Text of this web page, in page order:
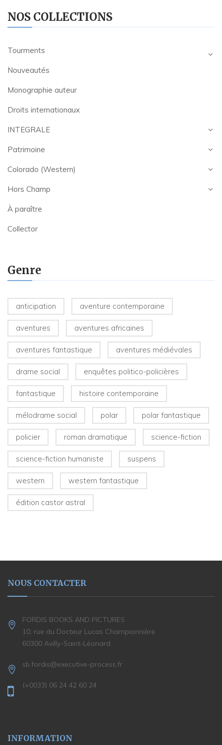
NOS COLLECTIONS
Tourments
Nouveautés
Monographie auteur
Droits internationaux
INTEGRALE
Patrimoine
Colorado (Western)
Hors Champ
À paraître
Collector
Genre
anticipation aventure contemporaine
aventures aventures africaines
aventures fantastique aventures médiévales
drame social enquêtes politico-policières
fantastique histoire contemporaine
mélodrame social polar polar fantastique
policier roman dramatique science-fiction
science-fiction humaniste suspens
western western fantastique
édition castor astral
NOUS CONTACTER
FORDIS BOOKS AND PICTURES
10, rue du Docteur Lucas Championnière
60300 Avilly-Saint-Léonard
sb.fordis@executive-process.fr
(+0033) 06 24 42 60 24
INFORMATION